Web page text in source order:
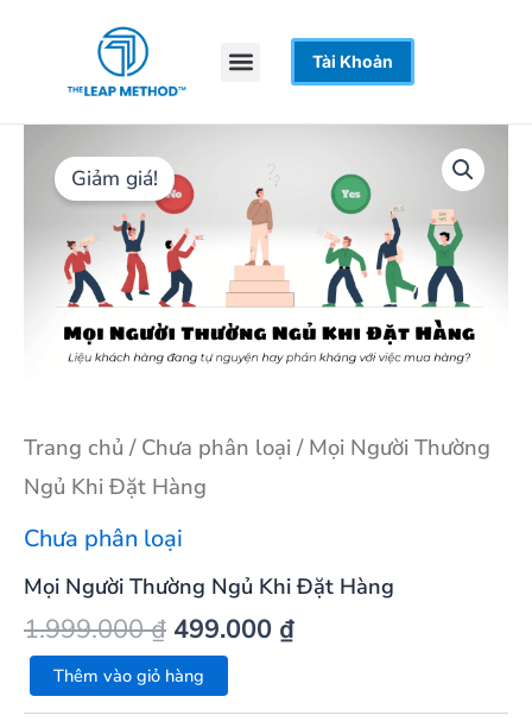
Menu Tài Khoản
Giảm giá!
Trang chủ / Chưa phân loại / Mọi Người Thường
Ngủ Khi Đặt Hàng
Chưa phân loại
Mọi Người Thường Ngủ Khi Đặt Hàng
1.999.000₫
gốc
là:
1.999.000 ₫.
499.000 ₫
hiện
499.000 ₫.
Người
Thường
lượng
Thêm vào giỏ hàng